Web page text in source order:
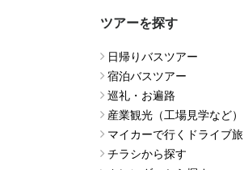
ツアーを探す
日帰りバスツアー
宿泊バスツアー
巡礼・お遍路
産業観光（工場見学など）
マイカーで行くドライブ旅
チラシから探す